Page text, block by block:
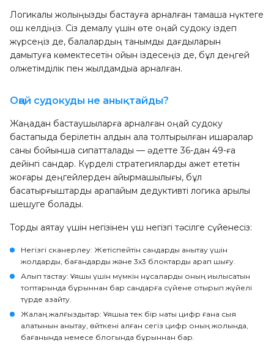
Логикалық жолыңызды бастауға арналған тамаша нүктеге
қош келдіңіз. Сіз демалу үшін өте оңай судоку іздеп
жүрсеңіз де, балалардың танымдық дағдыларын
дамытуға көмектесетін ойын іздесеңіз де, бұл деңгей
қолжетімділік пен жылдамдыққа арналған.
Оңай судокуды не анықтайды?
Жаңадан бастаушыларға арналған оңай судоку
бастапқыда берілетін алдын ала толтырылған ишаралар
саны бойынша сипатталады — әдетте 36-дан 49-ға
дейінгі сандар. Күрделі стратегияларды қажет ететін
жоғары деңгейлерден айырмашылығы, бұл
басқатырғыштарды қарапайым дедуктивті логика арқылы
шешуге болады.
Торды аяқтау үшін негізінен үш негізгі тәсілге сүйенесіз:
Негізгі сканерлеу: Жетіспейтін сандарды анықтау үшін
жолдарды, бағандарды және 3x3 блоктарды қарап шығу.
Алып тастау: Ұяшық үшін мүмкін нұсқаларды оның қиылысатын
топтарында бұрыннан бар сандарға сүйене отырып жүйелі
түрде азайту.
Жалаң жалғыздықтар: Ұяшыққа тек бір нақты цифр ғана сыя
алатынын анықтау, өйткені қалған сегіз цифр оның жолында,
бағанында немесе блогында бұрыннан бар.